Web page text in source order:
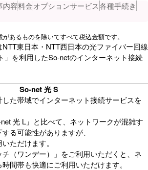
内容料金オプションサービス各種手続き
あるものを除いてすべて税込金額です。
NTT東日本・NTT西日本の光ファイバー回線
」を利用したSo-netのインターネット接続
So-net 光 S
た帯域でインターネット接続サービスを
net 光 L」と比べて、ネットワークが混雑す
る可能性がありますが、
ただけます。
（ワンデー）」をご利用いただくと、ネ
間帯も快適にご利用いただけます。